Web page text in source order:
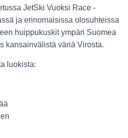
JetSki Vuoksi Race -
ja erinomaisissa olosuhteissa
huippukuskit ympäri Suomea
kansainvälistä väriä Virosta.
luokista: